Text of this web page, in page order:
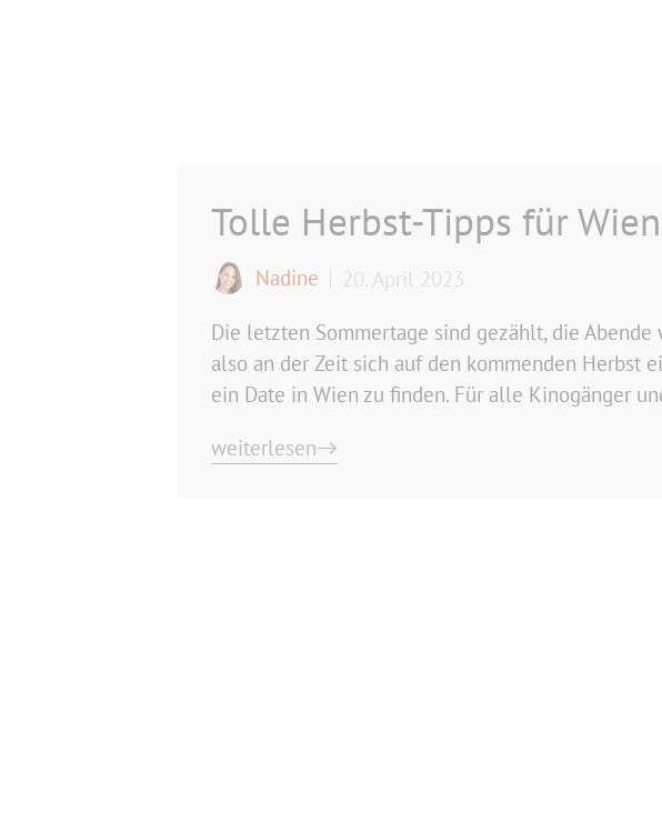
Tolle Herbst-Tipps für
Nadine
20. April 2023
Die letzten Sommertage sind gezählt, die
also an der Zeit sich auf den kommenden Herbst
ein Date in Wien zu finden. Für alle Kinogänger
weiterlesen